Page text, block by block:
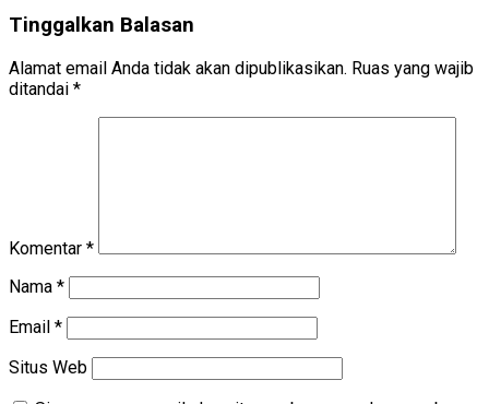
Tinggalkan Balasan
Alamat email Anda tidak akan dipublikasikan. Ruas yang wajib
ditandai *
Komentar *
Nama *
Email *
Situs Web